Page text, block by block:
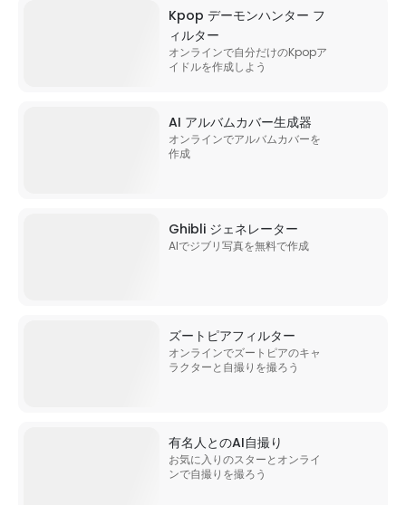
Kpop デーモンハンター フ
ィルター
オンラインで自分だけのKpopア
イドルを作成しよう
AI アルバムカバー生成器
オンラインでアルバムカバーを
作成
Ghibli ジェネレーター
AIでジブリ写真を無料で作成
ズートピアフィルター
オンラインでズートピアのキャ
ラクターと自撮りを撮ろう
有名人とのAI自撮り
お気に入りのスターとオンライ
ンで自撮りを撮ろう